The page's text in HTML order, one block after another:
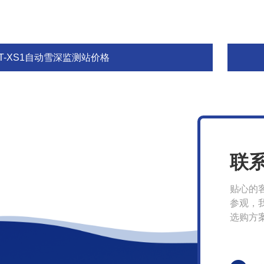
XS1自动雪深监测站价格
联
贴心的
参观，
选购方